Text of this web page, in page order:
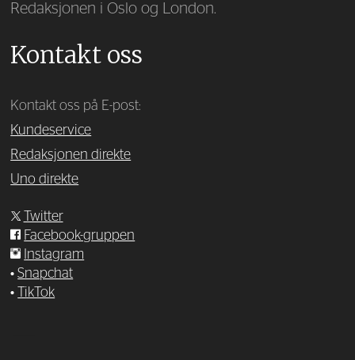
Redaksjonen i Oslo og London.
Kontakt oss
Kontakt oss på E-post:
Kundeservice
Redaksjonen direkte
Uno direkte
Twitter
Facebook-gruppen
Instagram
•Snapchat
•
TikTok